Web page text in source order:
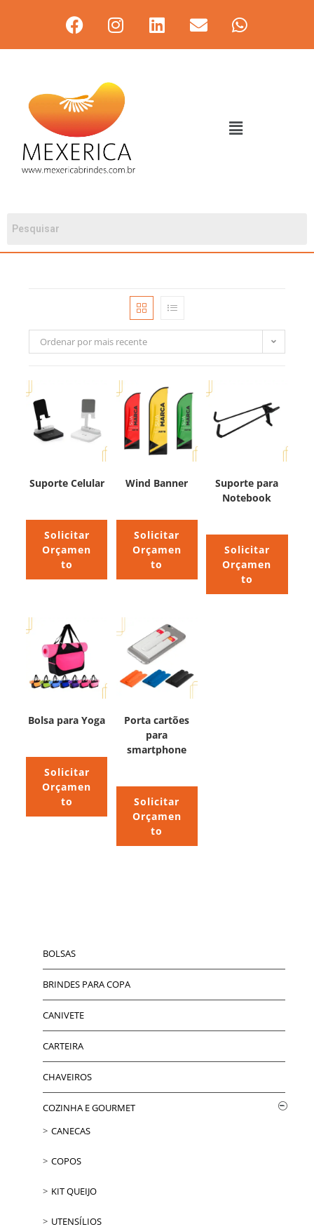
Ordenar por mais recente
Suporte Celular
Solicitar
Orçamen
to
Wind Banner
Solicitar
Orçamen
to
Suporte para
Notebook
Solicitar
Orçamen
to
Bolsa para Yoga
Solicitar
Orçamen
to
Porta cartões
para
smartphone
Solicitar
Orçamen
to
BOLSAS
BRINDES PARA COPA
CANIVETE
CARTEIRA
CHAVEIROS
COZINHA E GOURMET
CANECAS
COPOS
KIT QUEIJO
UTENSÍLIOS